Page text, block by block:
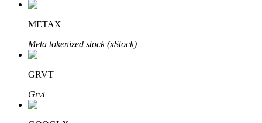
Afiliasi Bitrue
METAX
Meta tokenized stock (xStock)
GRVT
Grvt